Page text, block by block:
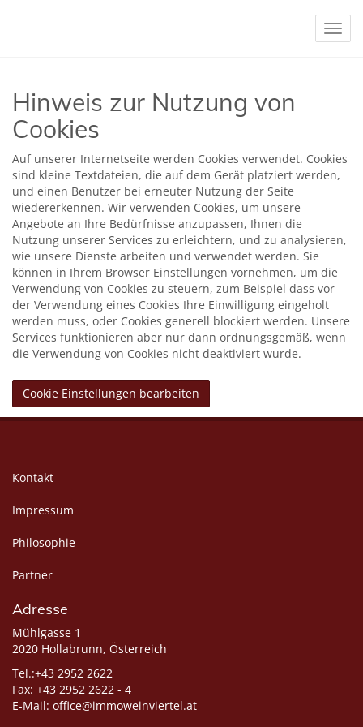
Hinweis zur Nutzung von
Cookies
Auf unserer Internetseite werden Cookies verwendet. Cookies
sind kleine Textdateien, die auf dem Gerät platziert werden,
und einen Benutzer bei erneuter Nutzung der Seite
wiedererkennen. Wir verwenden Cookies, um unsere
Angebote an Ihre Bedürfnisse anzupassen, Ihnen die
Nutzung unserer Services zu erleichtern, und zu analysieren,
wie unsere Dienste arbeiten und verwendet werden. Sie
können in Ihrem Browser Einstellungen vornehmen, um die
Verwendung von Cookies zu steuern, zum Beispiel dass vor
der Verwendung eines Cookies Ihre Einwilligung eingeholt
werden muss, oder Cookies generell blockiert werden. Unsere
Services funktionieren aber nur dann ordnungsgemäß, wenn
die Verwendung von Cookies nicht deaktiviert wurde.
Cookie Einstellungen bearbeiten
Kontakt
Impressum
Philosophie
Partner
Adresse
Mühlgasse 1
2020 Hollabrunn, Österreich
Tel.:+43 2952 2622
Fax: +43 2952 2622 - 4
E-Mail: office@immoweinviertel.at